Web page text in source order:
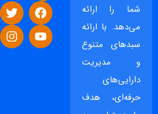
شما را ارائه
می‌دهد. با ارائه
سبدهای متنوع
و مدیریت
دارایی‌های
حرفه‌ای، هدف